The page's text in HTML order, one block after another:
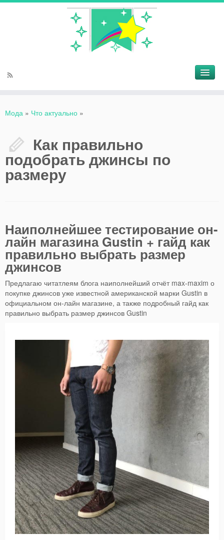
Мода » Что актуально »
Как правильно
подобрать джинсы по
размеру
Наиполнейшее тестирование он-
лайн магазина Gustin + гайд как
правильно выбрать размер
джинсов
Предлагаю читатлеям блога наиполнейший отчёт max-maxim о
покупке джинсов уже известной американской марки Gustin в
официальном он-лайн магазине, а также подробный гайд как
правильно выбрать размер джинсов Gustin